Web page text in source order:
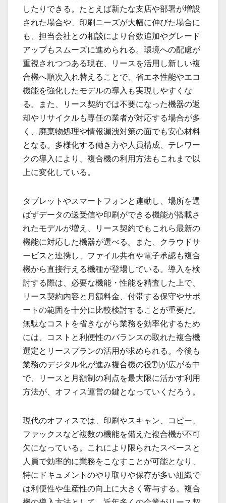
したりできる。たとえば新たな支店や部署が増設
された場合や、印刷ニーズが大幅に伸びた場合に
も、担当会社との相談により台数追加やグレード
アップもスムーズに進められる。環境への配慮が
重視されつつある現在、リースを活用し新しい複
合機へ順次入れ替えることで、省エネ性能やエコ
機能を強化したモデルの導入も実現しやすくな
る。また、リース契約では不要になった機器の返
却やリサイクルも専任の業者が対応する場合が多
く、廃棄物処理や情報漏洩対策の面でも安心材料
となる。多様化する働き方や人員構成、テレワー
クの導入により、複合機の利用方法もこれまで以
上に変化している。
タブレットやスマートフォンと連動し、場所を選
ばずデータの送受信や印刷ができる機能が搭載さ
れたモデルが増え、リース契約でもこれら最新の
機能に対応した機器が選べる。また、クラウドサ
ービスと連携し、ファイル共有や電子承認も複合
機から直接行える機種が登場している。導入を検
討する際は、必要な機能・性能を精査した上で、
リース契約内容と月額料金、付帯する保守やサポ
ートの範囲を十分に比較検討することが重要だ。
無駄なコストを省きながら業務を効率化するため
には、コストと利便性のバランスの取れた複合機
選定とリースプランの活用が求められる。今後も
業務のデジタル化が進み複合機の役割が広がる中
で、リースと月額制の利点を最大限に活かす利用
方法が、オフィス運営の鍵となっていくだろう。
現代のオフィスでは、印刷やスキャン、コピー、
ファックスなど複数の機能を備えた複合機が不可
欠になっている。これにより限られたスペースと
人員で効率的に業務をこなすことが可能となり、
特にドキュメントのやり取りや保存が多い組織で
は利便性や生産性の向上に大きく寄与する。複合